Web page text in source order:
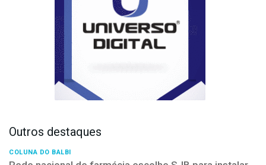
Outros destaques
COLUNA DO BALBI